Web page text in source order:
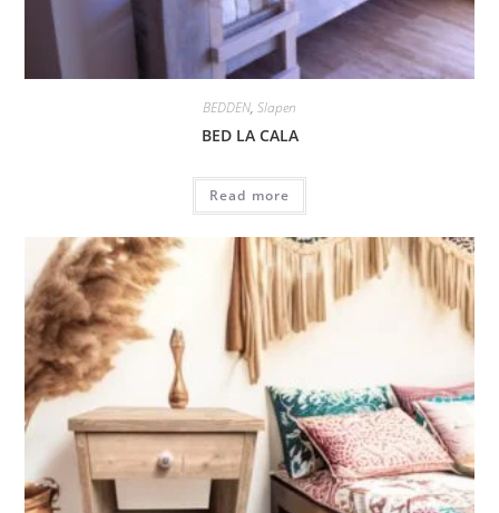
BEDDEN, Slapen
BED LA CALA
Read more